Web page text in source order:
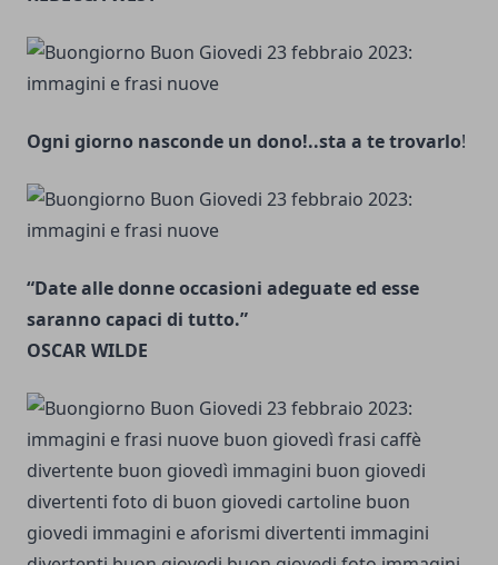
Ogni giorno nasconde un dono!..sta a te trovarlo!
“Date alle donne occasioni adeguate ed esse
saranno capaci di tutto.”
OSCAR WILDE